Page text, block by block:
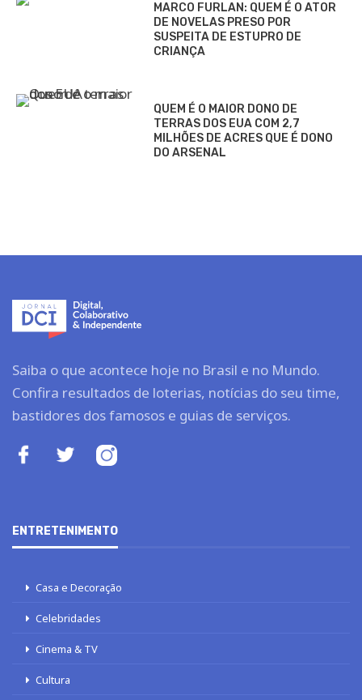
MARCO FURLAN: QUEM É O ATOR
DE NOVELAS PRESO POR
SUSPEITA DE ESTUPRO DE
CRIANÇA
QUEM É O MAIOR DONO DE
TERRAS DOS EUA COM 2,7
MILHÕES DE ACRES QUE É DONO
DO ARSENAL
Saiba o que acontece hoje no Brasil e no Mundo.
Confira resultados de loterias, notícias do seu time,
bastidores dos famosos e guias de serviços.
ENTRETENIMENTO
Casa e Decoração
Celebridades
Cinema & TV
Cultura